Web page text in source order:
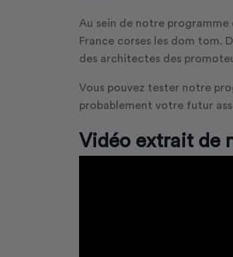
Au sein de notre programme
France corses les dom tom.
des architectes des
Vous pouvez tester notre
probablement votre futur
Vidéo extrait de